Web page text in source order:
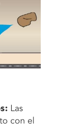
Las
con el